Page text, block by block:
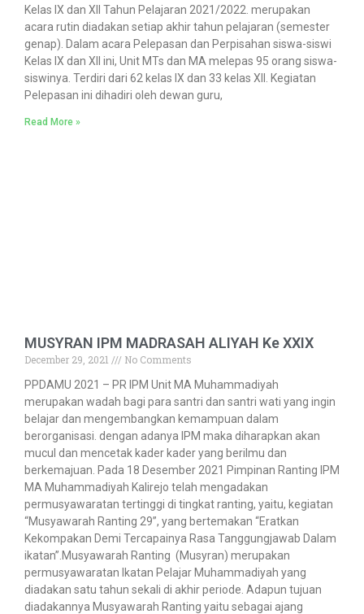
Kelas IX dan XII Tahun Pelajaran 2021/2022. merupakan
acara rutin diadakan setiap akhir tahun pelajaran (semester
genap). Dalam acara Pelepasan dan Perpisahan siswa-siswi
Kelas IX dan XII ini, Unit MTs dan MA melepas 95 orang siswa-
siswinya. Terdiri dari 62 kelas IX dan 33 kelas XII. Kegiatan
Pelepasan ini dihadiri oleh dewan guru,
Read More »
MUSYRAN IPM MADRASAH ALIYAH Ke XXIX
December 29, 2021
No Comments
PPDAMU 2021 – PR IPM Unit MA Muhammadiyah
merupakan wadah bagi para santri dan santri wati yang ingin
belajar dan mengembangkan kemampuan dalam
berorganisasi. dengan adanya IPM maka diharapkan akan
mucul dan mencetak kader kader yang berilmu dan
berkemajuan. Pada 18 Desember 2021 Pimpinan Ranting IPM
MA Muhammadiyah Kalirejo telah mengadakan
permusyawaratan tertinggi di tingkat ranting, yaitu, kegiatan
“Musyawarah Ranting 29”, yang bertemakan “Eratkan
Kekompakan Demi Tercapainya Rasa Tanggungjawab Dalam
ikatan”.Musyawarah Ranting (Musyran) merupakan
permusyawaratan Ikatan Pelajar Muhammadiyah yang
diadakan satu tahun sekali di akhir periode. Adapun tujuan
diadakannya Musyawarah Ranting yaitu sebagai ajang